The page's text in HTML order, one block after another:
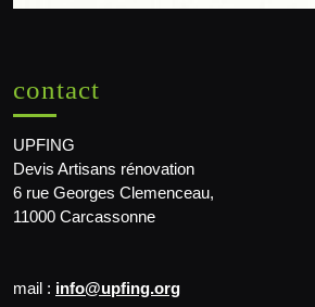
contact
UPFING
Devis Artisans rénovation
6 rue Georges Clemenceau,
11000 Carcassonne
mail : info@upfing.org